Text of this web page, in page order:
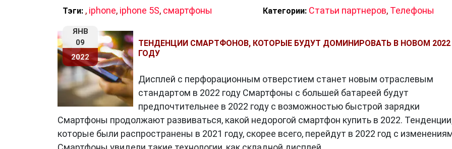
Тэги: , iphone, iphone 5S, смартфоны Категории: Статьи партнеров, Телефоны
ЯНВ
09
2022
ТЕНДЕНЦИИ СМАРТФОНОВ, КОТОРЫЕ БУДУТ ДОМИНИРОВАТЬ В НОВОМ 2022
ГОДУ
Дисплей с перфорационным отверстием станет новым отраслевым
стандартом в 2022 году Смартфоны с большей батареей будут
предпочтительнее в 2022 году с возможностью быстрой зарядки
Смартфоны продолжают развиваться, какой недорогой смартфон купить в 2022.
которые были распространены в 2021 году, скорее всего, перейдут в 2022 год с